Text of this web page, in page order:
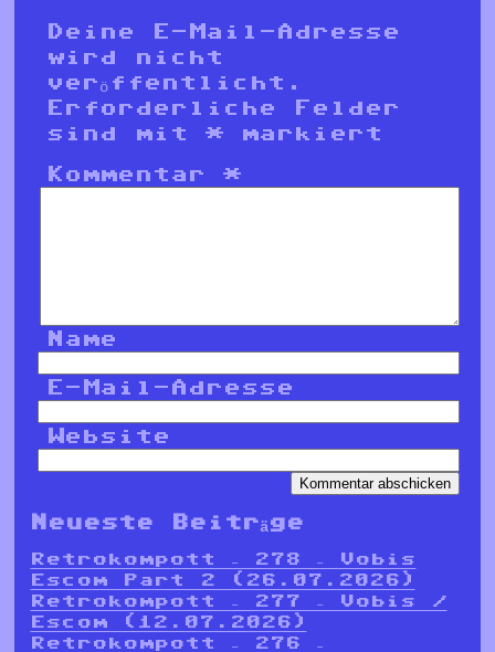
Deine E-Mail-Adresse
wird nicht
veröffentlicht.
Erforderliche Felder
sind mit* markiert
Kommentar*
Name
E-Mail-Adresse
Website
Neueste Beiträge
Retrokompott – 278 – Vobis
Escom Part 2 (26.07.2026)
Retrokompott – 277 – Vobis /
Escom (12.07.2026)
Retrokompott – 276 –